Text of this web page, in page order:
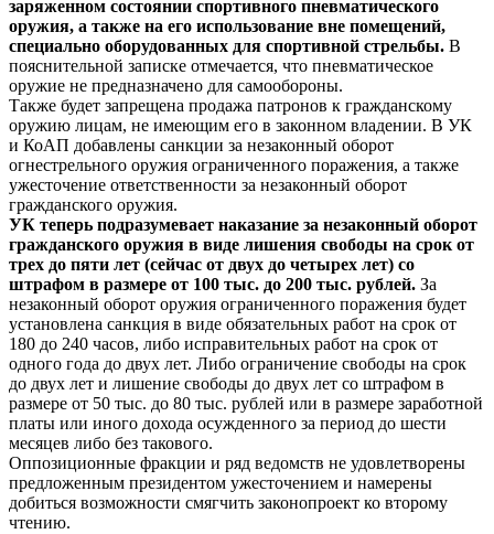
заряженном состоянии спортивного пневматического
оружия, а также на его использование вне помещений,
специально оборудованных для спортивной стрельбы. В
пояснительной записке отмечается, что пневматическое
оружие не предназначено для самообороны.
Также будет запрещена продажа патронов к гражданскому
оружию лицам, не имеющим его в законном владении. В УК
и КоАП добавлены санкции за незаконный оборот
огнестрельного оружия ограниченного поражения, а также
ужесточение ответственности за незаконный оборот
гражданского оружия.
УК теперь подразумевает наказание за незаконный оборот
гражданского оружия в виде лишения свободы на срок от
трех до пяти лет (сейчас от двух до четырех лет) со
штрафом в размере от 100 тыс. до 200 тыс. рублей. За
незаконный оборот оружия ограниченного поражения будет
установлена санкция в виде обязательных работ на срок от
180 до 240 часов, либо исправительных работ на срок от
одного года до двух лет. Либо ограничение свободы на срок
до двух лет и лишение свободы до двух лет со штрафом в
размере от 50 тыс. до 80 тыс. рублей или в размере заработной
платы или иного дохода осужденного за период до шести
месяцев либо без такового.
Оппозиционные фракции и ряд ведомств не удовлетворены
предложенным президентом ужесточением и намерены
добиться возможности смягчить законопроект ко второму
чтению.